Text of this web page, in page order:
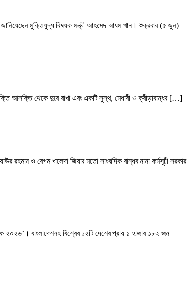
জানিয়েছেন মুক্তিযুদ্ধ বিষয়ক মন্ত্রী আহমেদ আযম খান। শুক্রবার (৫ জুন)
আসক্তি থেকে দুরে রাখা এবং একটি সুস্থ, মেধাবী ও ক্রীড়াবান্ধব […]
রহমান ও বেগম খালেদা জিয়ার মতো সাংবাদিক বান্ধব নানা কর্মসূচী সরকার
২০২৬’। বাংলাদেশসহ বিশ্বের ১২টি দেশের প্রায় ১ হাজার ১৮২ জন